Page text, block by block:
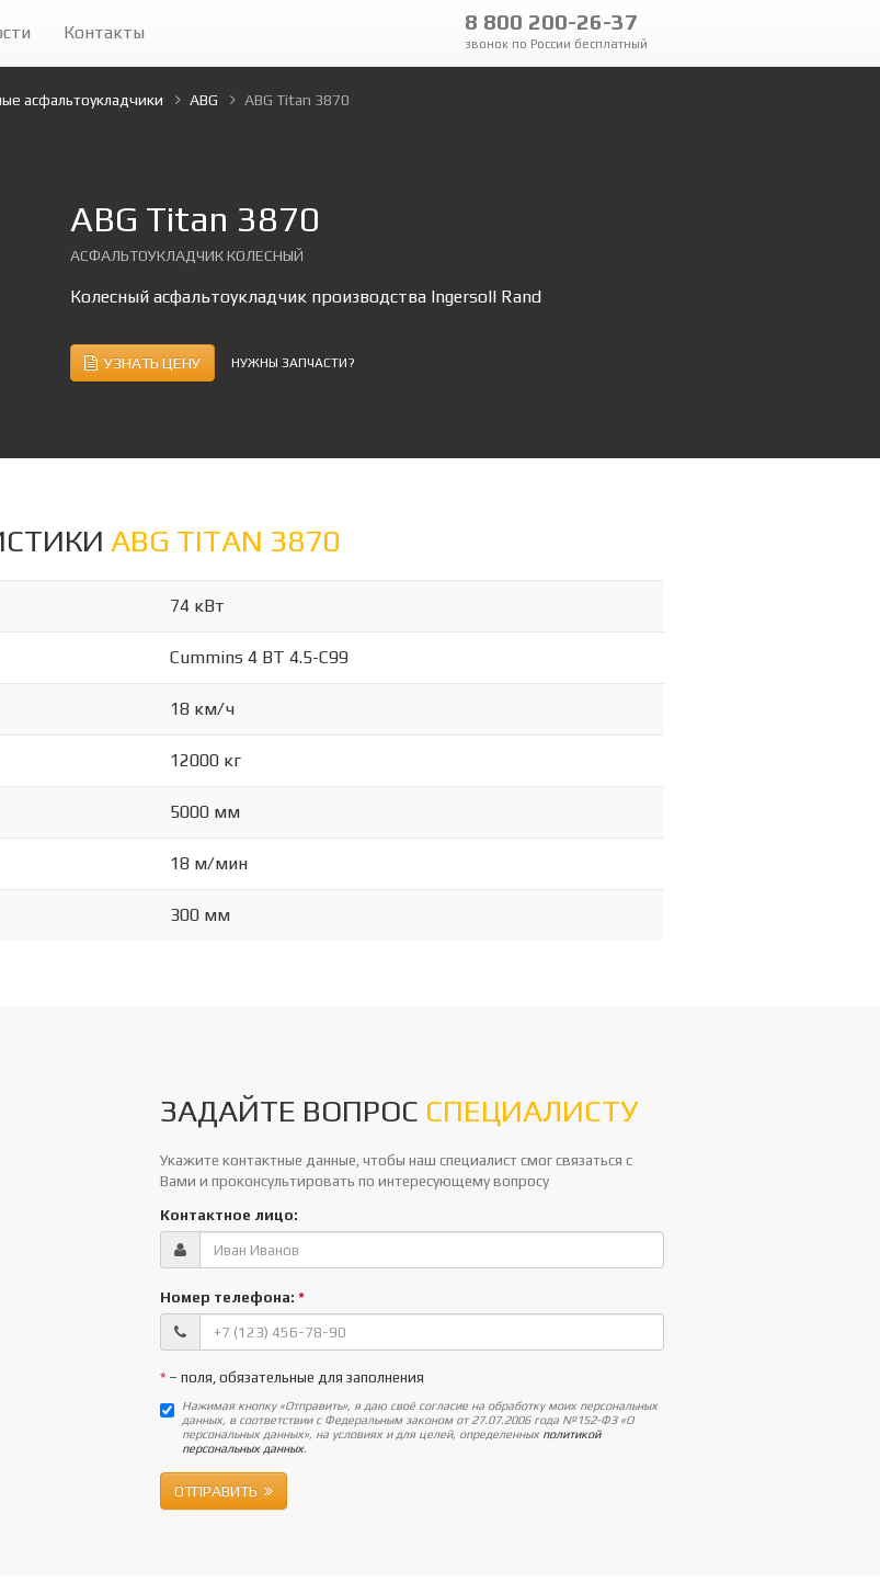
Контакты 8 800 200-26-37
звонок по России бесплатный
асфальтоукладчики ABG ABG Titan 3870
ABG Titan 3870
АСФАЛЬТОУКЛАДЧИК КОЛЕСНЫЙ
Колесный асфальтоукладчик производства Ingersoll Rand
УЗНАТЬ ЦЕНУ НУЖНЫ ЗАПЧАСТИ?
ABG TITAN 3870
74 кВт
Cummins 4 BT 4.5-C99
18 км/ч
12000 кг
5000 мм
18 м/мин
300 мм
ЗАДАЙТЕ ВОПРОС СПЕЦИАЛИСТУ
Укажите контактные данные, чтобы наш специалист смог связаться с
Вами и проконсультировать по интересующему вопросу
Контактное лицо:
Номер телефона: *
* – поля, обязательные для заполнения
Нажимая кнопку «Отправить», я даю своё согласие на обработку моих персональных
данных, в соответствии с Федеральным законом от 27.07.2006 года №152-ФЗ «О
персональных данных», на условиях и для целей, определенных политикой
персональных данных.
ОТПРАВИТЬ